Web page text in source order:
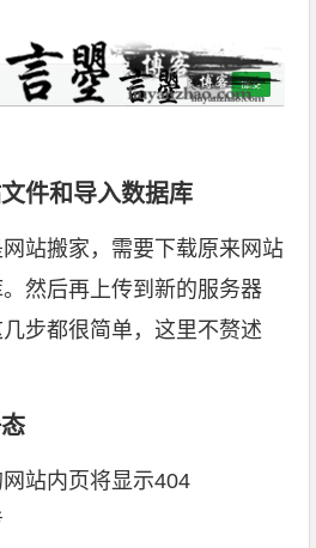
件和导入数据库
站搬家，需要下载原来网站
然后再上传到新的服务器
几步都很简单，这里不赘述
站内页将显示404